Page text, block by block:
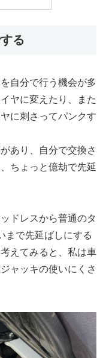
る
自分で行う機会が多
ヤに変えたり、また
に刺さってパンクす
あり、自分で交換さ
ちょっと億劫で先延
ドレスから普通のタ
まで先延ばしにする
えてみると、私は車
ャッキの使いにくさ